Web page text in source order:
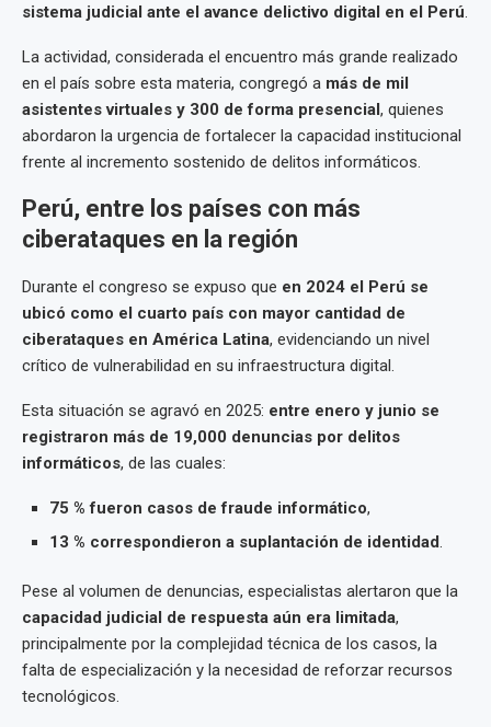
sistema judicial ante el avance delictivo digital en el Perú.
La actividad, considerada el encuentro más grande realizado
en el país sobre esta materia, congregó a más de mil
asistentes virtuales y 300 de forma presencial, quienes
abordaron la urgencia de fortalecer la capacidad institucional
frente al incremento sostenido de delitos informáticos.
Perú, entre los países con más
ciberataques en la región
Durante el congreso se expuso que en 2024 el Perú se
ubicó como el cuarto país con mayor cantidad de
ciberataques en América Latina, evidenciando un nivel
crítico de vulnerabilidad en su infraestructura digital.
Esta situación se agravó en 2025: entre enero y junio se
registraron más de 19,000 denuncias por delitos
informáticos, de las cuales:
75 % fueron casos de fraude informático,
13 % correspondieron a suplantación de identidad.
Pese al volumen de denuncias, especialistas alertaron que la
capacidad judicial de respuesta aún era limitada,
principalmente por la complejidad técnica de los casos, la
falta de especialización y la necesidad de reforzar recursos
tecnológicos.